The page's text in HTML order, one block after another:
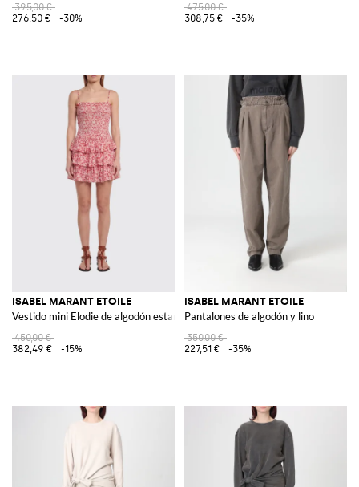
395,00 €
276,50 €
-30%
475,00 €
308,75 €
-35%
ISABEL MARANT ETOILE
Vestido mini Elodie de algodón estampado
450,00 €
382,49 €
-15%
ISABEL MARANT ETOILE
Pantalones de algodón y lino
350,00 €
227,51 €
-35%